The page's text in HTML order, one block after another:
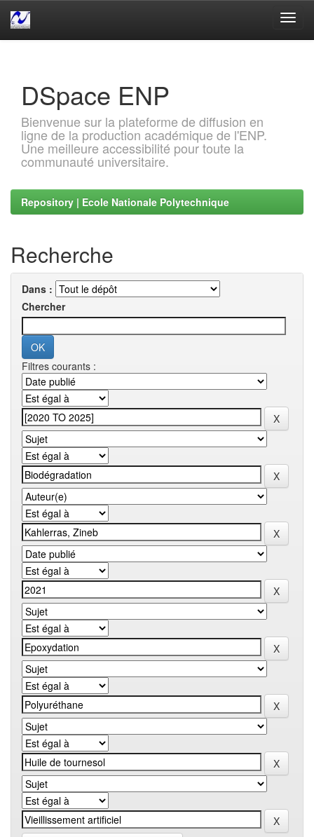
DSpace ENP
Bienvenue sur la plateforme de diffusion en
ligne de la production académique de l'ENP.
Une meilleure accessibilité pour toute la
communauté universitaire.
Repository | Ecole Nationale Polytechnique
Recherche
Dans :
Chercher
Filtres courants :